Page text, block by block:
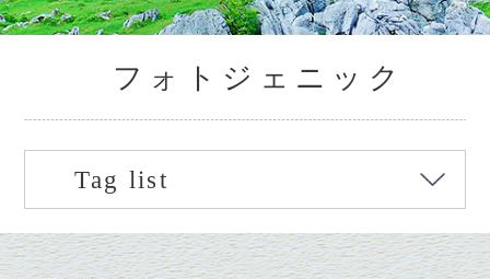
フォトジェニック
Tag list